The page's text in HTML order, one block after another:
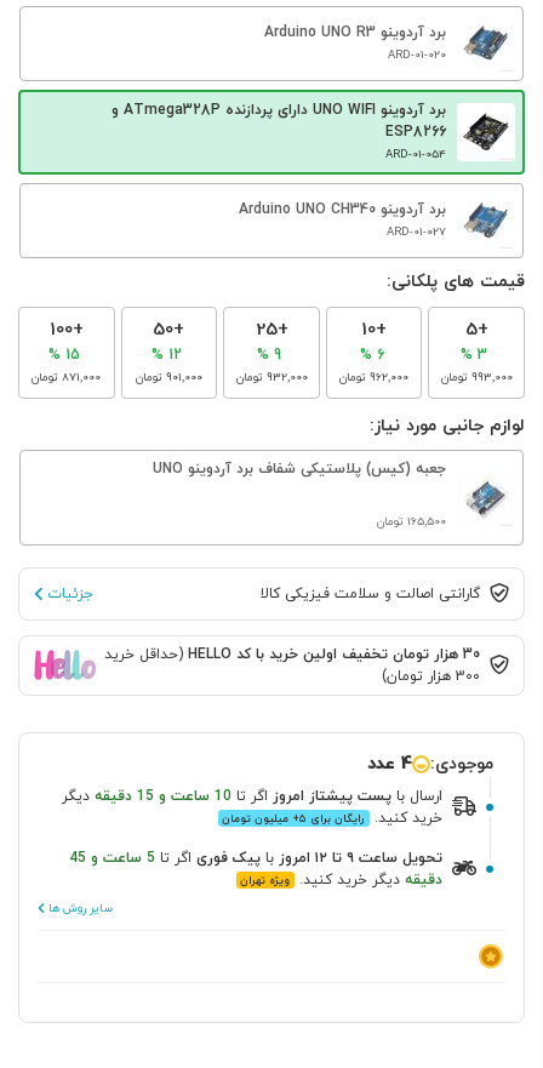
برد آردوینو Arduino UNO R3
ARD-01-020
برد آردوینو UNO WIFI دارای پردازنده ATmega328P و
ESP8266
ARD-01-054
برد آردوینو Arduino UNO CH340
ARD-01-027
قیمت های پلکانی:
+5
‎993٬000 تومان
+10
6 %
‎962٬000 تومان
+25
‎932٬000 تومان
+50
12 %
‎901٬000 تومان
+100
‎871٬000 تومان
لوازم جانبی مورد نیاز:
جعبه (کیس) پلاستیکی شفاف برد آردوینو UNO
‎165٬500 تومان
گارانتی اصالت و سلامت فیزیکی کالا جزئیات
30 هزار تومان تخفیف اولین خرید با کد HELLO
(حداقل خرید
300 هزار تومان)
موجودی: 4 عدد
ارسال با پست پیشتاز امروز اگر تا 10 ساعت و 15 دقیقه
دیگر
خرید کنید.
رایگان برای ۵+ میلیون تومان
تحویل ساعت ۹ تا ۱۲ امروز با پیک فوری اگر تا
5 ساعت و 45
دقیقه دیگر خرید کنید.
ویژه تهران
سایر روش ها